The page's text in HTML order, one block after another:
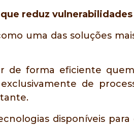
reduz vulnerabilidades
uma das soluções
de forma eficiente
de
disponíveis